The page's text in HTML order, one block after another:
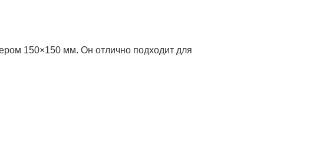
150×150 мм. Он отлично подходит для